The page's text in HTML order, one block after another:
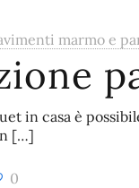
marmo e
in casa è
[…]
0